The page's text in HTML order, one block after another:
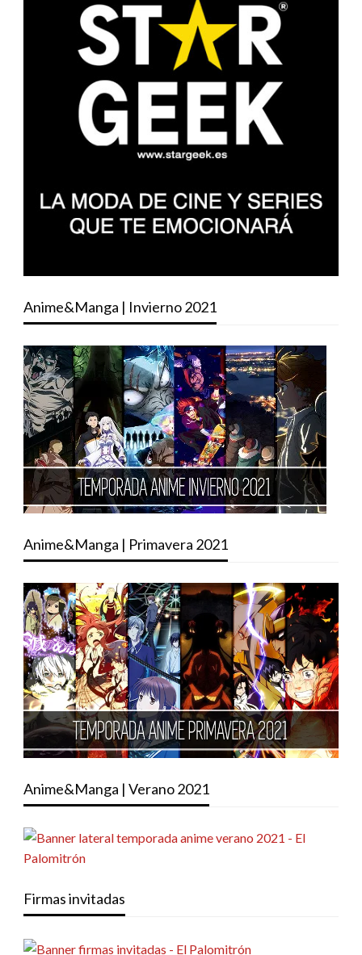
Anime&Manga | Invierno 2021
Anime&Manga | Primavera 2021
Anime&Manga | Verano 2021
Firmas invitadas